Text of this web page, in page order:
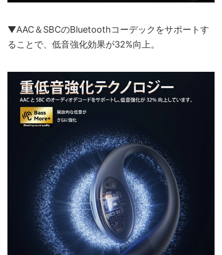
▼AAC＆SBCのBluetoothコーデックをサポートす
ることで、低音強化効果が32%向上。